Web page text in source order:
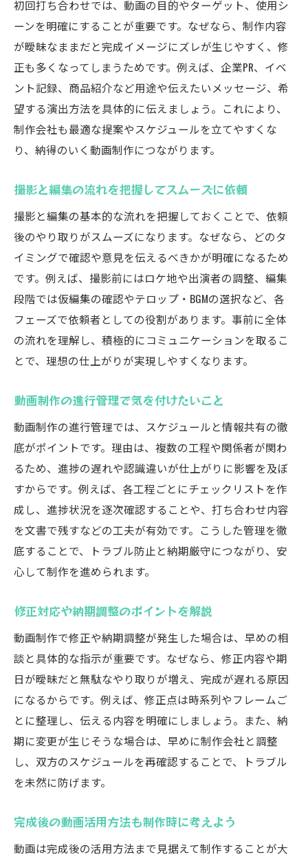
初回打ち合わせでは、動画の目的やターゲット、使用シ
ーンを明確にすることが重要です。なぜなら、制作内容
が曖昧なままだと完成イメージにズレが生じやすく、修
正も多くなってしまうためです。例えば、企業PR、イベ
ント記録、商品紹介など用途や伝えたいメッセージ、希
望する演出方法を具体的に伝えましょう。これにより、
制作会社も最適な提案やスケジュールを立てやすくな
り、納得のいく動画制作につながります。
撮影と編集の流れを把握してスムーズに依頼
撮影と編集の基本的な流れを把握しておくことで、依頼
後のやり取りがスムーズになります。なぜなら、どのタ
イミングで確認や意見を伝えるべきかが明確になるため
です。例えば、撮影前にはロケ地や出演者の調整、編集
段階では仮編集の確認やテロップ・BGMの選択など、各
フェーズで依頼者としての役割があります。事前に全体
の流れを理解し、積極的にコミュニケーションを取るこ
とで、理想の仕上がりが実現しやすくなります。
動画制作の進行管理で気を付けたいこと
動画制作の進行管理では、スケジュールと情報共有の徹
底がポイントです。理由は、複数の工程や関係者が関わ
るため、進捗の遅れや認識違いが仕上がりに影響を及ぼ
すからです。例えば、各工程ごとにチェックリストを作
成し、進捗状況を逐次確認することや、打ち合わせ内容
を文書で残すなどの工夫が有効です。こうした管理を徹
底することで、トラブル防止と納期厳守につながり、安
心して制作を進められます。
修正対応や納期調整のポイントを解説
動画制作で修正や納期調整が発生した場合は、早めの相
談と具体的な指示が重要です。なぜなら、修正内容や期
日が曖昧だと無駄なやり取りが増え、完成が遅れる原因
になるからです。例えば、修正点は時系列やフレームご
とに整理し、伝える内容を明確にしましょう。また、納
期に変更が生じそうな場合は、早めに制作会社と調整
し、双方のスケジュールを再確認することで、トラブル
を未然に防げます。
完成後の動画活用方法も制作時に考えよう
動画は完成後の活用方法まで見据えて制作することが大